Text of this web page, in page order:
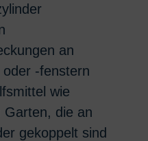
an
-fenstern
wie
Garten, die an
gekoppelt sind